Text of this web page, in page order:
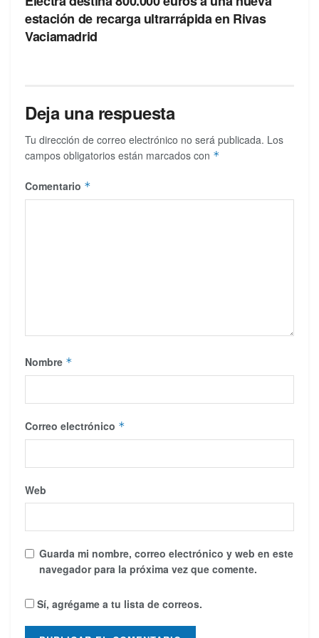
estación de recarga ultrarrápida en Rivas
Vaciamadrid
Deja una respuesta
Tu dirección de correo electrónico no será publicada. Los
campos obligatorios están marcados con *
Comentario *
Nombre *
Correo electrónico *
Web
Guarda mi nombre, correo electrónico y web en este
navegador para la próxima vez que comente.
Sí, agrégame a tu lista de correos.